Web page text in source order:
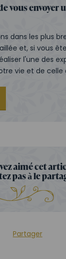
vous envoyer
dans les plus
et, si vous
l'une des
vie et de celle
aimé cet
pas à le
Partager